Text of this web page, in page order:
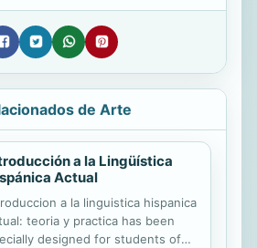
de Arte
a la Lingüística
Actual
a la linguistica hispanica
teoria y practica has been
designed for students of